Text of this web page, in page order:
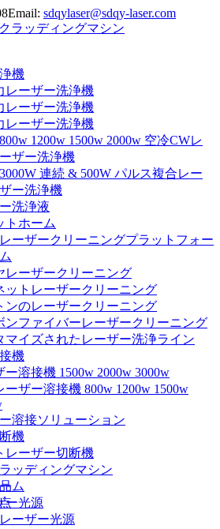
Email: sdqylaser@sdqy-laser.com
ム
ラッディングマシン
機
レーザー洗浄機
レーザー洗浄機
レーザー洗浄機
800w 1200w 1500w 2000w 空冷CWレ
ーザー洗浄機
3000W 連続 & 500W パルス複合レー
ザー洗浄機
洗浄液
トホーム
レーザークリーニングプラットフォー
ム
レーザークリーニング
ットレーザークリーニング
ンのレーザークリーニング
ンファイバーレーザークリーニング
マイズされたレーザー洗浄ライン
機
ー溶接機 1500w 2000w 3000w
ーザー溶接機 800w 1200w 1500w
溶接ソリューション
機
レーザー切断機
ッディングマシン
ー光源
レーザー光源